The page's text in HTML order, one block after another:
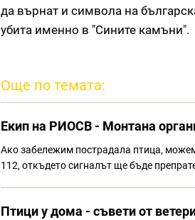
да върнат и символа на
убита именно в "Сините камъни".
Още по темата:
Екип на РИОСВ - Монтана
Ако забележим пострадала птица,
112, откъдето сигналът ще бъде
Птици у дома - съвети от